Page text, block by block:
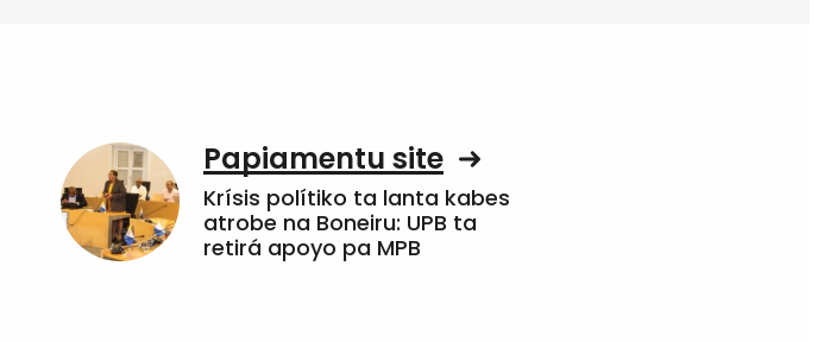
Papiamentu site
Krísis polítiko ta lanta kabes
atrobe na Boneiru: UPB ta
retirá apoyo pa MPB